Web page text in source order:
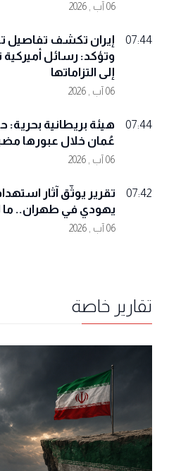
06 آب , 2026
07:44
إيران تكشف تفاصيل
وتؤكد: رسائل
إلى التزاماتها
06 آب , 2026
07:44
هيئة بريطانية بحرية:
عُمان خلال عبورها
06 آب , 2026
07:42
تقرير يوثّق آثار
يهودي في طهران.. ما
06 آب , 2026
تقارير خاصة